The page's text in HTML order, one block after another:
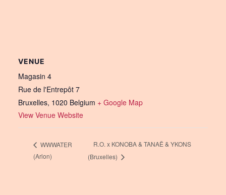
VENUE
Magasin 4
Rue de l'Entrepôt 7
Bruxelles, 1020 Belgium + Google Map
View Venue Website
WWWATER
(Arlon)
R.O. x KONOBA & TANAË & YKONS
(Bruxelles)